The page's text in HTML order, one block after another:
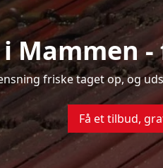
i Mammen
friske taget op, og
Få et tilbud,